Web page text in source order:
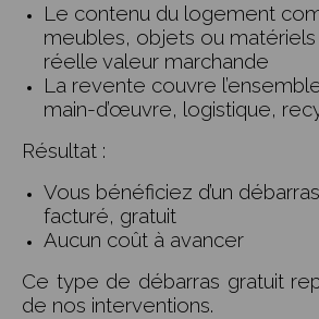
Le contenu du logement
meubles, objets ou matériels
réelle valeur marchande
La revente couvre
main-d’œuvre, logistique,
Résultat :
Vous bénéficiez d’un
facturé, gratuit
Aucun coût à avancer
Ce type de débarras gratuit
de nos interventions.